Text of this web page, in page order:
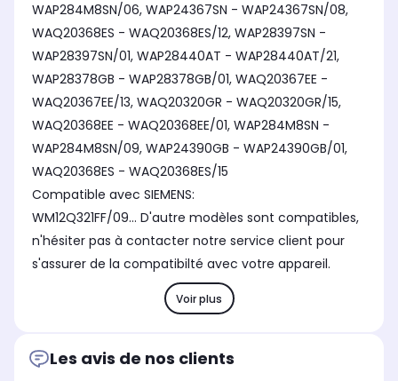
WAP284M8SN/06, WAP24367SN - WAP24367SN/08,
WAQ20368ES - WAQ20368ES/12, WAP28397SN -
WAP28397SN/01, WAP28440AT - WAP28440AT/21,
WAP28378GB - WAP28378GB/01, WAQ20367EE -
WAQ20367EE/13, WAQ20320GR - WAQ20320GR/15,
WAQ20368EE - WAQ20368EE/01, WAP284M8SN -
WAP284M8SN/09, WAP24390GB - WAP24390GB/01,
WAQ20368ES - WAQ20368ES/15
Compatible avec SIEMENS:
WM12Q321FF/09... D'autre modèles sont compatibles,
n'hésiter pas à contacter notre service client pour
s'assurer de la compatibilté avec votre appareil.
Voir plus
Les avis de nos clients